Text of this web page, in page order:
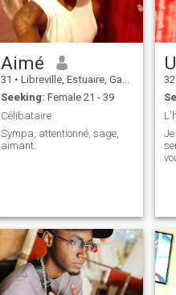
Aimé
31 • Libreville, Estuaire, Gabon
Seeking: Female 21 - 39
Célibataire
Sympa, attentionné, sage,
aimant.
32